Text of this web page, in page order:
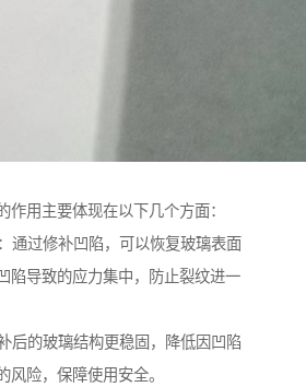
作用主要体现在以下几个方面：
通过修补凹陷，可以恢复玻璃表面
陷导致的应力集中，防止裂纹进一
后的玻璃结构更稳固，降低因凹陷
风险，保障使用安全。